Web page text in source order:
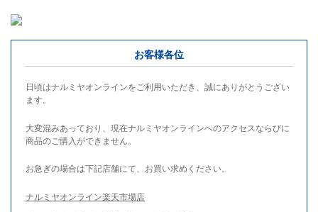
お客様各位
日頃はナルミヤオンラインをご利用いただき、誠にありがとうござい
ます。
大変混みあっており、現在ナルミヤオンラインへのアクセスならびに
商品のご購入ができません。
お急ぎの場合は下記店舗にて、お買い求めください。
ナルミヤオンライン楽天市場店